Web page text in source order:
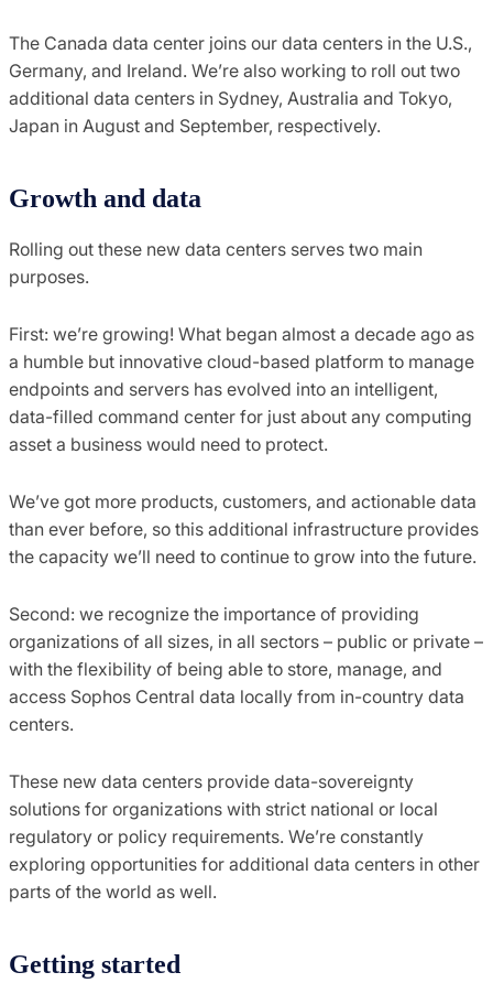
The Canada data center joins our data centers in the U.S.,
Germany, and Ireland. We’re also working to roll out two
additional data centers in Sydney, Australia and Tokyo,
Japan in August and September, respectively.
Growth and data
Rolling out these new data centers serves two main
purposes.
First: we’re growing! What began almost a decade ago as
a humble but innovative cloud-based platform to manage
endpoints and servers has evolved into an intelligent,
data-filled command center for just about any computing
asset a business would need to protect.
We’ve got more products, customers, and actionable data
than ever before, so this additional infrastructure provides
the capacity we’ll need to continue to grow into the future.
Second: we recognize the importance of providing
organizations of all sizes, in all sectors – public or private –
with the flexibility of being able to store, manage, and
access Sophos Central data locally from in-country data
centers.
These new data centers provide data-sovereignty
solutions for organizations with strict national or local
regulatory or policy requirements. We’re constantly
exploring opportunities for additional data centers in other
parts of the world as well.
Getting started